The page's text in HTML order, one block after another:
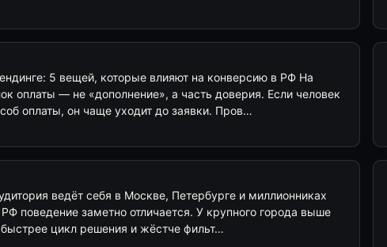
5 вещей, которые влияют на конверсию в РФ На
оплаты — не «дополнение», а часть доверия. Если человек
оплаты, он чаще уходит до заявки. Пров…
ведёт себя в Москве, Петербурге и миллионниках
поведение заметно отличается. У крупного города выше
быстрее цикл решения и жёстче фильт…